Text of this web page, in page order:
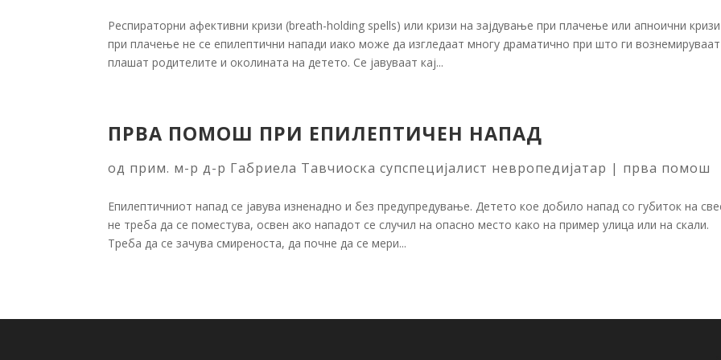
Респираторни афективни кризи (breath-holding spells) или кризи на зајдување при плачење или апноични кризи
при плачење не се епилептични напади иако може да изгледаат многу драматично при што ги
плашат родителите и околината на детето. Се јавуваат кај...
ПРВА ПОМОШ ПРИ ЕПИЛЕПТИЧЕН НАПАД
од прим. м-р д-р Габриела Тавчиоска супспецијалист невропедијатар | прва помош
Епилептичниот напад се јавува изненадно и без предупредување. Детето кое добило напад со губиток на
не треба да се поместува, освен ако нападот се случил на опасно место како на пример улица или на скали.
Треба да се зачува смиреноста, да почне да се мери...